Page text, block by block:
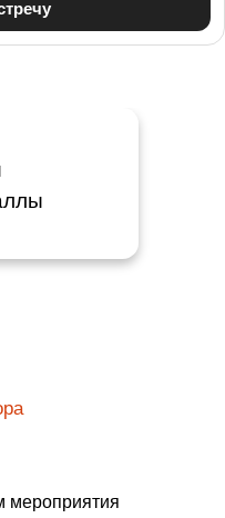
мероприятия